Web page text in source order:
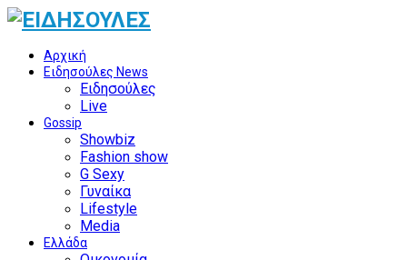
Αρχική
Ειδησούλες News
Ειδησούλες
Live
Gossip
Showbiz
Fashion show
G Sexy
Γυναίκα
Lifestyle
Media
Ελλάδα